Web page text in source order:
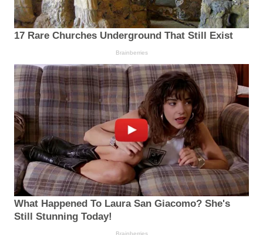
17 Rare Churches Underground That Still Exist
Brainberries
What Happened To Laura San Giacomo? She's
Still Stunning Today!
Brainberries